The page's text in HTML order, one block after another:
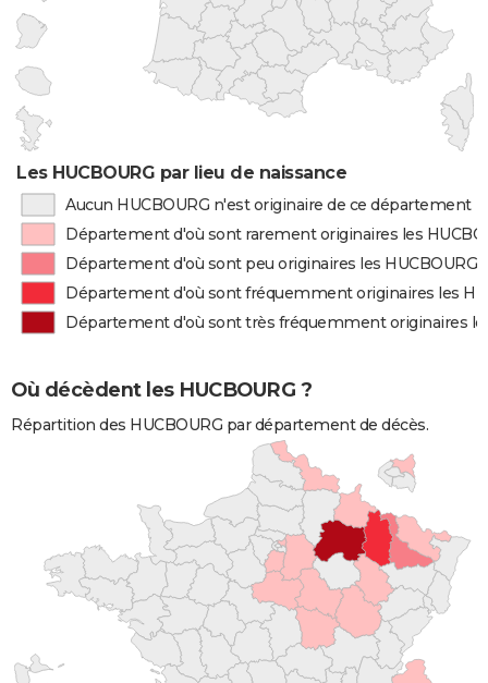
Les HUCBOURG par lieu de naissance
Aucun HUCBOURG n'est originaire de ce département
Département d'où sont rarement originaires les
Département d'où sont peu originaires les HUCBOURG
Département d'où sont fréquemment originaires les
Département d'où sont très fréquemment originaires
Où décèdent les HUCBOURG ?
Répartition des HUCBOURG par département de décès.